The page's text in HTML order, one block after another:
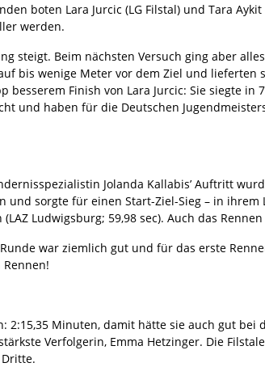
boten Lara Jurcic (LG Filstal) und Tara
werden.
steigt. Beim nächsten Versuch ging aber
bis wenige Meter vor dem Ziel und
Finish von Lara Jurcic: Sie siegte in
und haben für die Deutschen
Jolanda Kallabis’ Auftritt
sorgte für einen Start-Ziel-Sieg – in
Ludwigsburg; 59,98 sec). Auch das
war ziemlich gut und für das erste
2:15,35 Minuten, damit hätte sie auch gut
Verfolgerin, Emma Hetzinger. Die